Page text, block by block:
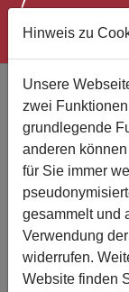
Erschienen
Hinweis zu
Unsere
zwei
grundlegende
anderen
für Sie immer
gesammelt und
Verwendung
widerrufen.
Website finden